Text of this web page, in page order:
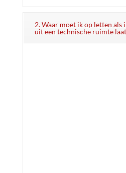
2. Waar moet ik op letten als
uit een technische ruimte